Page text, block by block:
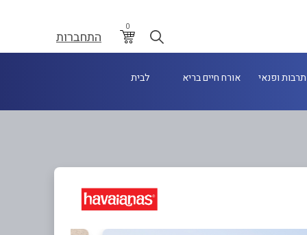
0
התחברות
תרבות ופנאי אורח חיים בריא לבית